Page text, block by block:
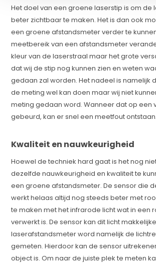
Het doel van een groene laserstip is om de
beter zichtbaar te maken. Het is dan ook
een groene afstandsmeter verder te
meetbereik van een afstandsmeter
kleur van de laserstraal maar het grote
dat wij de stip nog kunnen zien en weten
gedaan zal worden. Het nadeel is namelijk
de meting wel kan doen maar wij niet
meting gedaan word. Wanneer dat op een
gebeurd, kan er snel een meetfout ontstaan.
Kwaliteit en nauwkeurigheid
Hoewel de techniek hard gaat is het nog
dezelfde nauwkeurigheid en kwaliteit te
een groene afstandsmeter. De sensor die
werkt helaas altijd nog steeds beter met
te maken met het infrarode licht wat in een
verwerkt is. De sensor kan dit licht
laserafstandsmeter word namelijk de
gemeten. Hierdoor kan de sensor
object is. Om naar de juiste plek te meten